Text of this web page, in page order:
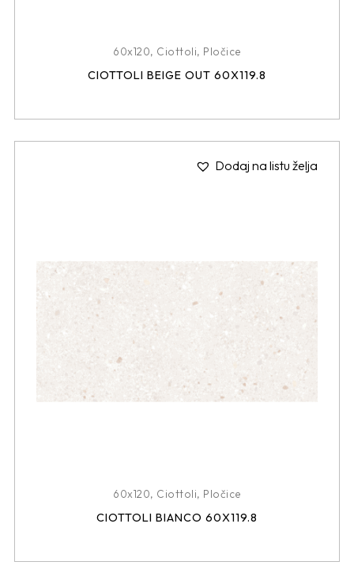
60x120, Ciottoli, Pločice
CIOTTOLI BEIGE OUT 60X119.8
Dodaj na listu želja
60x120, Ciottoli, Pločice
CIOTTOLI BIANCO 60X119.8